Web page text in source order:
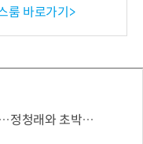
룸 바로가기>
초박빙 승부 지속